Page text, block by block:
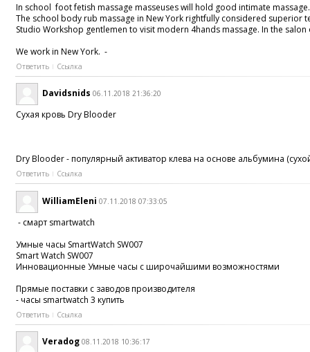
In school foot fetish massage masseuses will hold good intimate massage.
The school body rub massage in New York rightfully considered superior
Studio Workshop gentlemen to visit modern 4hands massage. In the
We work in New York. -
Ответить Ссылка
Davidsnids 06.11.2018 21:36:20
Сухая кровь Dry Blooder
Dry Blooder - популярный активатор клева на основе альбумина
Ответить Ссылка
WilliamEleni 07.11.2018 07:33:05
- смарт smartwatch
Умные часы SmartWatch SW007
Smart Watch SW007
Инновационные Умные часы с широчайшими возможностями
Прямые поставки с заводов производителя
- часы smartwatch 3 купить
Ответить Ссылка
Veradog 08.11.2018 10:36:17